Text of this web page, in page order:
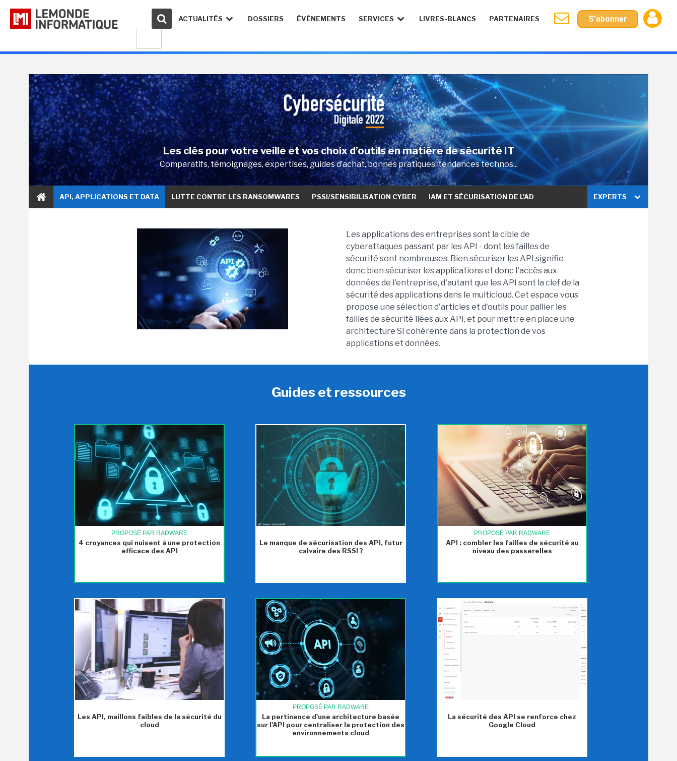
ACTUALITÉS DOSSIERS ÉVÉNEMENTS SERVICES LIVRES-BLANCS PARTENAIRES S'abonner
Les clés pour votre veille et vos choix d’outils en matière de sécurité IT
Comparatifs, témoignages, expertises, guides d’achat, bonnes pratiques, tendances technos...
API, APPLICATIONS ET DATA LUTTE CONTRE LES RANSOMWARES PSSI/SENSIBILISATION CYBER IAM ET SÉCURISATION DE L'AD EXPERTS
Les applications des entreprises sont la cible de
cyberattaques passant par les API - dont les failles de
sécurité sont nombreuses. Bien sécuriser les API signifie
donc bien sécuriser les applications et donc l'accès aux
données de l'entreprise, d'autant que les API sont la clef de la
sécurité des applications dans le multicloud. Cet espace vous
propose une sélection d'articles et d'outils pour pallier les
failles de sécurité liées aux API, et pour mettre en place une
architecture SI cohérente dans la protection de vos
applications et données.
Guides et ressources
PROPOSÉ PAR RADWARE
4 croyances qui nuisent à une protection
efficace des API
Le manque de sécurisation des API, futur
calvaire des RSSI ?
PROPOSÉ PAR RADWARE
API : combler les failles de sécurité au
niveau des passerelles
Les API, maillons faibles de la sécurité du
cloud
PROPOSÉ PAR RADWARE
La pertinence d'une architecture basée
sur l'API pour centraliser la protection des
environnements cloud
La sécurité des API se renforce chez
Google Cloud